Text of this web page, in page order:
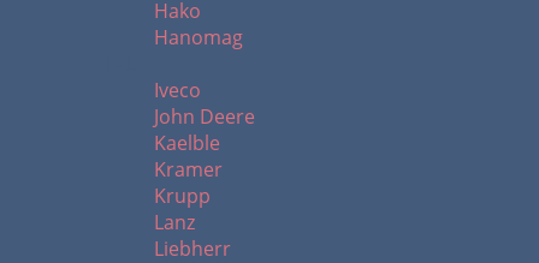
Hako
Hanomag
Iveco
John Deere
Kaelble
Kramer
Krupp
Lanz
Liebherr